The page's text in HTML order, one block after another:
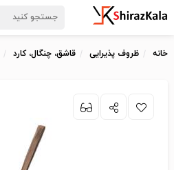
خانه ظروف پذیرایی قاشق، چنگال، کارد